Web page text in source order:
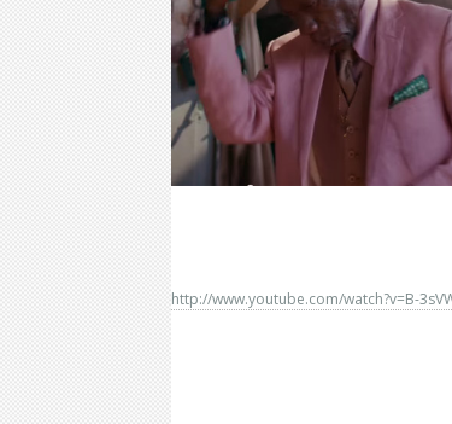
http://www.youtube.com/watch?v=B-